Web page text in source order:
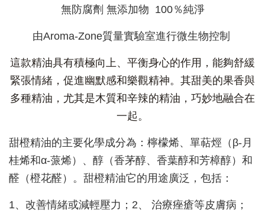
無防腐劑 無添加物 100％純淨
由Aroma-Zone質量實驗室進行微生物控制
這款精油具有積極向上、平衡身心的作用，能夠舒緩
緊張情緒，促進幽默感和樂觀精神。其甜美的果香與
多種精油，尤其是木質和辛辣的精油，巧妙地融合在
一起。
甜橙精油的主要化學成分為：檸檬烯、單萜烴（β-月
桂烯和α-蒎烯）、醇（香茅醇、香葉醇和芳樟醇）和
醛（橙花醛）。甜橙精油它的用途廣泛，包括：
1、改善情緒或減輕壓力；2、 治療痤瘡等皮膚病；